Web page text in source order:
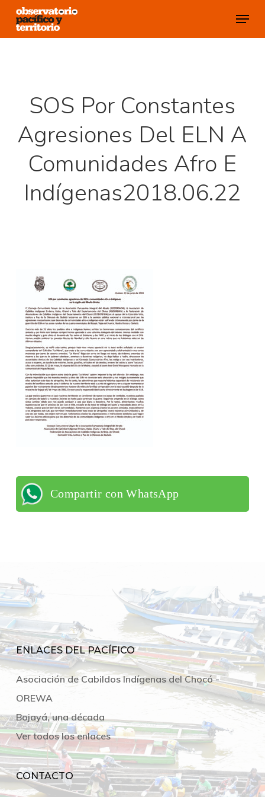
Skip
Menu
SOS Por Constantes
Agresiones Del ELN A
Comunidades Afro E
Indígenas2018.06.22
Compartir con WhatsApp
ENLACES DEL PACÍFICO
Asociación de Cabildos Indígenas del Chocó -
OREWA
Bojayá, una década
Ver todos los enlaces
CONTACTO
Close